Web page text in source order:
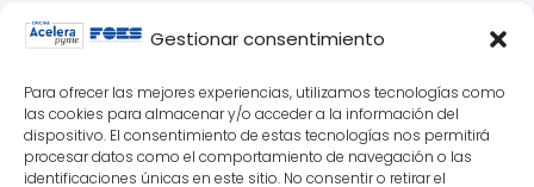
Gestionar consentimiento
Para ofrecer las mejores experiencias, utilizamos tecnologías como
las cookies para almacenar y/o acceder a la información del
dispositivo. El consentimiento de estas tecnologías nos permitirá
procesar datos como el comportamiento de navegación o las
identificaciones únicas en este sitio. No consentir o retirar el